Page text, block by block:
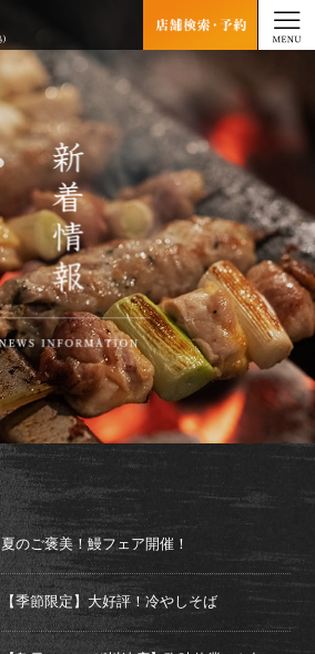
夏のご褒美！鰻フェア開催！
【季節限定】大好評！冷やしそば